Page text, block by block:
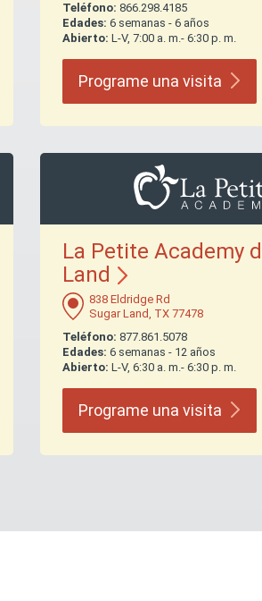
Teléfono: 866.298.4185
Edades: 6 semanas - 6 años
Abierto: L-V, 7:00 a. m.- 6:30 p. m.
Programe una visita
La Petite Academy
Land
838 Eldridge Rd
Sugar Land, TX 77478
Teléfono: 877.861.5078
Edades: 6 semanas - 12 años
Abierto: L-V, 6:30 a. m.- 6:30 p. m.
Programe una visita